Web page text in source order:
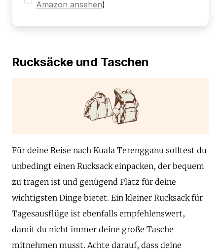
Amazon ansehen)
Rucksäcke und Taschen
Für deine Reise nach Kuala Terengganu solltest du
unbedingt einen Rucksack einpacken, der bequem
zu tragen ist und genügend Platz für deine
wichtigsten Dinge bietet. Ein kleiner Rucksack für
Tagesausflüge ist ebenfalls empfehlenswert,
damit du nicht immer deine große Tasche
mitnehmen musst. Achte darauf, dass deine